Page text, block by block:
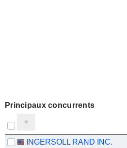
Principaux concurrents
INGERSOLL RAND INC.